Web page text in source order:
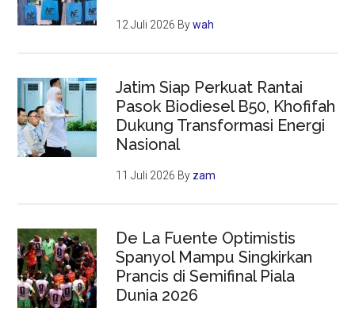
12 Juli 2026 Bywah
Jatim Siap Perkuat Rantai
Pasok Biodiesel B50, Khofifah
Dukung Transformasi Energi
Nasional
11 Juli 2026 By zam
De La Fuente Optimistis
Spanyol Mampu Singkirkan
Prancis di Semifinal Piala
Dunia 2026